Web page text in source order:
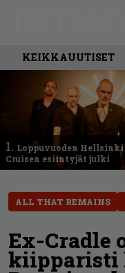
KEIKKAUUTISET
1. Loppuvuoden
Cruisen esiintyjät julki
ALL THAT REMAINS
Ex-Cradle
kiipparisti